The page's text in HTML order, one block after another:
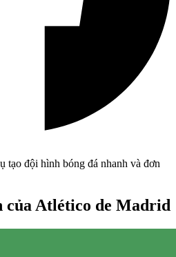
tạo đội hình bóng đá nhanh và đơn
của Atlético de Madrid